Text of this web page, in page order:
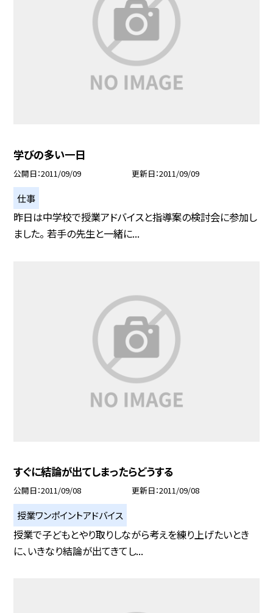
学びの多い一日
公開日 2011/09/09 更新日 2011/09/09
仕事
昨日は中学校で授業アドバイスと指導案の検討会に参加し
ました。 若手の先生と一緒に...
すぐに結論が出てしまったらどうする
公開日 2011/09/08 更新日 2011/09/08
授業ワンポイントアドバイス
授業で子どもとやり取りしながら考えを練り上げたいとき
に、いきなり結論が出てきてし...